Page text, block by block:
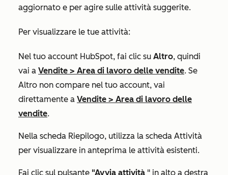
aggiornato e per agire sulle attività suggerite.
Per visualizzare le tue attività:
Nel tuo account HubSpot, fai clic su Altro, quindi
vai a Vendite > Area di lavoro delle vendite. Se
Altro non compare nel tuo account, vai
direttamente a Vendite > Area di lavoro delle
vendite.
Nella scheda Riepilogo, utilizza la scheda Attività
per visualizzare in anteprima le attività esistenti.
Fai clic sul pulsante "Avvia attività " in alto a destra